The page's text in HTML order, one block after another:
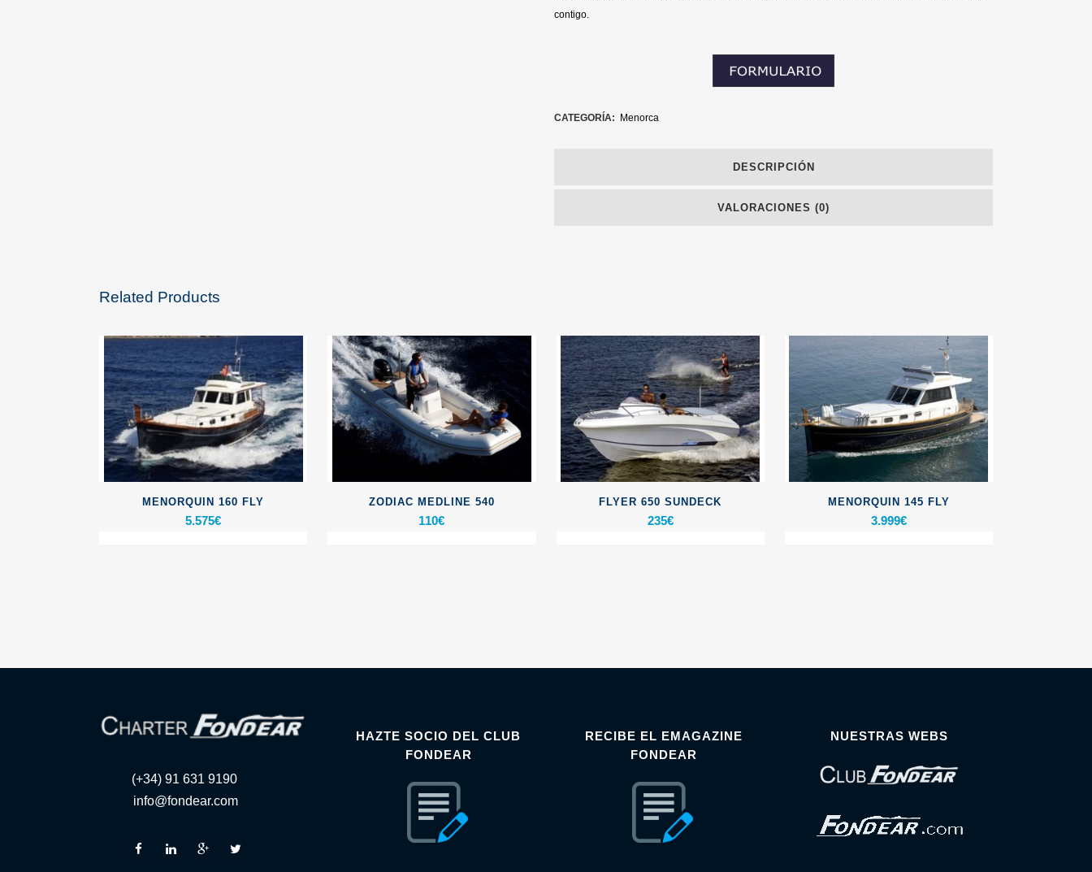
contigo.
CATEGORÍA: Menorca
DESCRIPCIÓN
VALORACIONES (0)
Related Products
MENORQUIN 160 FLY
5.575€
ZODIAC MEDLINE 540
110€
FLYER 650 SUNDECK
235€
MENORQUIN 145 FLY
3.999€
(+34) 91 631 9190
info@fondear.com
HAZTE SOCIO DEL CLUB
FONDEAR
RECIBE EL EMAGAZINE
FONDEAR
NUESTRAS WEBS